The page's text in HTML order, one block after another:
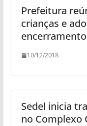
Prefeitura
crianças e
10/12/2018
Sedel inicia
no Complexo